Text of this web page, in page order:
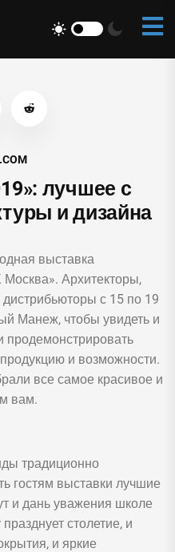
лучшее с
и дизайна
выставка
Архитекторы,
с 15 по 19
Манеж, чтобы увидеть и
продемонстрировать
и возможности.
все самое красивое и
вам.
традиционно
гостям выставки лучшие
и дань уважения школе
столетие, и
и яркие